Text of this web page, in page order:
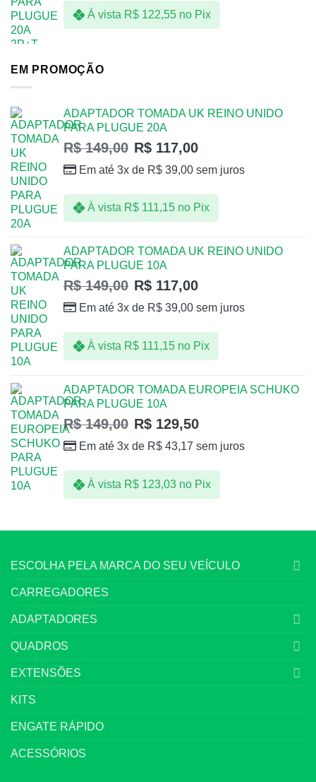
À vista R$122,55 no Pix
EM PROMOÇÃO
ADAPTADOR TOMADA UK REINO UNIDO
PARA PLUGUE 20A
R$149,00 R$ 117,00
Em até 3x de R$ 39,00 sem juros
À vista R$111,15 no Pix
ADAPTADOR TOMADA UK REINO UNIDO
PARA PLUGUE 10A
R$149,00 R$ 117,00
Em até 3x de R$ 39,00 sem juros
À vista R$111,15 no Pix
ADAPTADOR TOMADA EUROPEIA SCHUKO
PARA PLUGUE 10A
R$149,00 R$ 129,50
Em até 3x de R$ 43,17 sem juros
À vista R$123,03 no Pix
ESCOLHA PELA MARCA DO SEU VEÍCULO
CARREGADORES
ADAPTADORES
QUADROS
EXTENSÕES
KITS
ENGATE RÁPIDO
ACESSÓRIOS